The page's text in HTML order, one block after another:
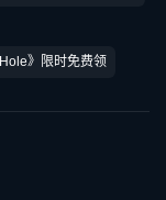
》限时免费领